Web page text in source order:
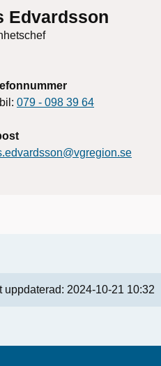
Edvardsson
079 - 098 39 64
uppdaterad: 2024-10-21 10:32